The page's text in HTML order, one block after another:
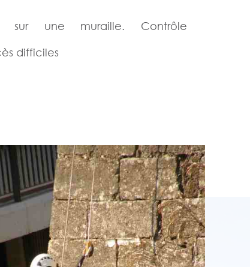
sur une muraille. Contrôle
difficiles